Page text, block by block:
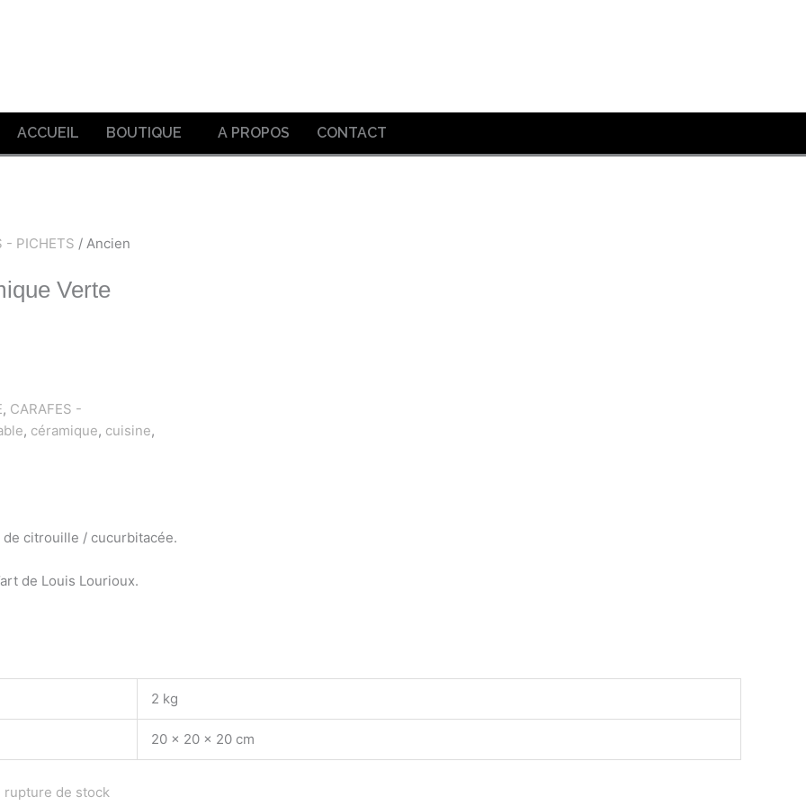
ACCUEIL BOUTIQUE A PROPOS CONTACT
- PICHETS / Ancien
Verte
, CARAFES -
, céramique, cuisine,
citrouille / cucurbitacée.
de Louis Lourioux.
2 kg
20 × 20 × 20 cm
rupture de stock